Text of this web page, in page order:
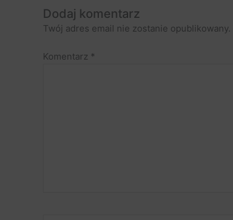
Dodaj komentarz
Twój adres email nie zostanie opublikowany.
Komentarz *